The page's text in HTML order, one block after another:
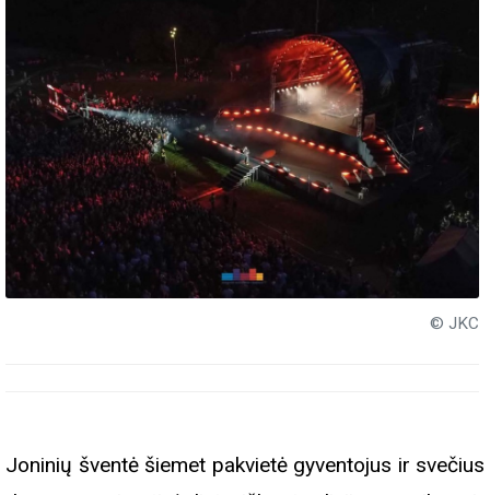
© JKC
Joninių šventė šiemet pakvietė gyventojus ir svečius